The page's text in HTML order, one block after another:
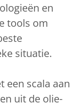
en
tools om
situatie.
een scala aan
uit de olie-